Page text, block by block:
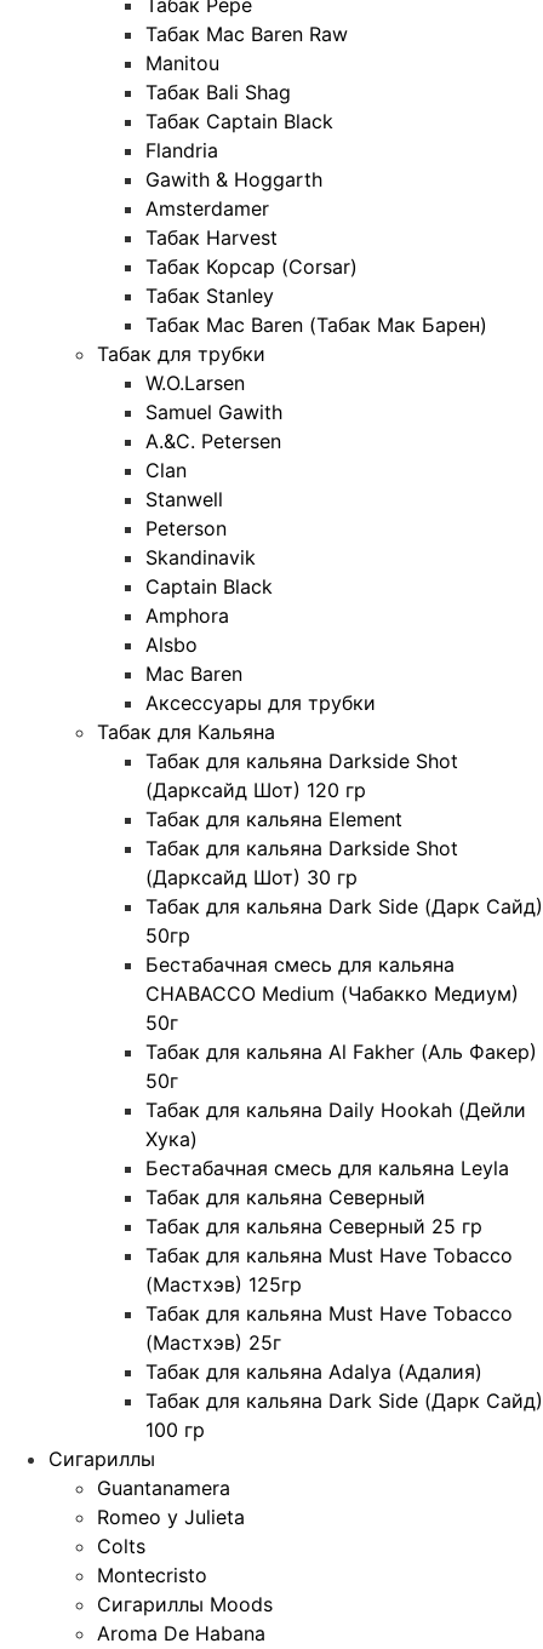
Табак Pepe
Табак Mac Baren Raw
Manitou
Табак Bali Shag
Табак Captain Black
Flandria
Gawith & Hoggarth
Amsterdamer
Табак Harvest
Табак Корсар (Corsar)
Табак Stanley
Табак Mac Baren (Табак Мак Барен)
Табак для трубки
W.O.Larsen
Samuel Gawith
A.&C. Petersen
Clan
Stanwell
Peterson
Skandinavik
Captain Black
Amphora
Alsbo
Mac Baren
Аксессуары для трубки
Табак для Кальяна
Табак для кальяна Darkside Shot
(Дарксайд Шот) 120 гр
Табак для кальяна Element
Табак для кальяна Darkside Shot
(Дарксайд Шот) 30 гр
Табак для кальяна Dark Side (Дарк Сайд)
50гр
Бестабачная смесь для кальяна
CHABACCO Medium (Чабакко Медиум)
50г
Табак для кальяна Al Fakher (Аль Факер)
50г
Табак для кальяна Daily Hookah (Дейли
Хука)
Бестабачная смесь для кальяна Leyla
Табак для кальяна Северный
Табак для кальяна Северный 25 гр
Табак для кальяна Must Have Tobacco
(Мастхэв) 125гр
Табак для кальяна Must Have Tobacco
(Мастхэв) 25г
Табак для кальяна Adalya (Адалия)
Табак для кальяна Dark Side (Дарк Сайд)
100 гр
Сигариллы
Guantanamera
Romeo y Julieta
Colts
Montecristo
Сигариллы Moods
Aroma De Habana